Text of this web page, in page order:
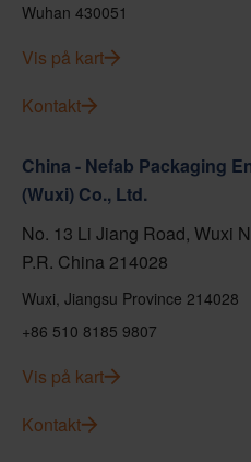
Wuhan 430051
Vis på kart
Kontakt
China - Nefab Packaging
(Wuxi) Co., Ltd.
No. 13 Li Jiang Road, Wuxi
P.R. China 214028
Wuxi, Jiangsu Province 214028
+86 510 8185 9807
Vis på kart
Kontakt